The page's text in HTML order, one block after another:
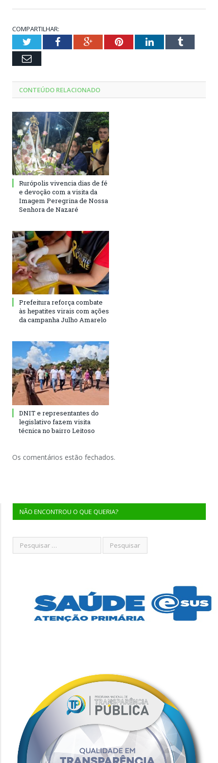
COMPARTILHAR:
TwitterFacebookGoogle+PinterestLinkedInTumblr
Email
CONTEÚDO RELACIONADO
Rurópolis vivencia dias de fé
e devoção com a visita da
Imagem Peregrina de Nossa
Senhora de Nazaré
Prefeitura reforça combate
às hepatites virais com ações
da campanha Julho Amarelo
DNIT e representantes do
legislativo fazem visita
técnica no bairro Leitoso
Os comentários estão fechados.
NÃO ENCONTROU O QUE QUERIA?